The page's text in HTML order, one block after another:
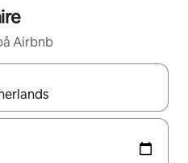
Airbnb
kan du navigera med upp- och